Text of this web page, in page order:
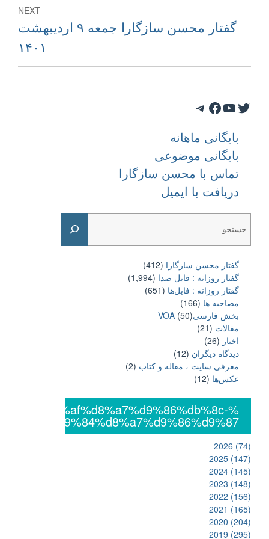
NEXT
post:
گفتار محسن سازگارا جمعه ۹ اردیبهشت
۱۴۰۱
Telegram Facebook YouTube Twitter
بایگانی ماهانه
بایگانی موضوعی
تماس با محسن سازگارا
دریافت با ایمیل
گفتار محسن سازگارا (412)
گفتار روزانه : فایل‌ صدا (1,994)
گفتار روزانه : فایل‌ها (651)
مصاحبه ها (166)
بخش فارسیVOA(50)
مقالات (21)
اخبار (26)
دیدگاه دیگران (12)
معرفی سایت ، مقاله و کتاب (2)
عکس‌ها (12)
2026 (74)
2025 (147)
2024 (145)
2023 (148)
2022 (156)
2021 (165)
2020 (204)
2019 (295)